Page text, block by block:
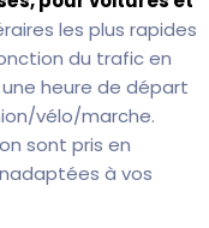
les plus rapides
du trafic en
heure de départ
vélo/marche.
sont pris en
à vos